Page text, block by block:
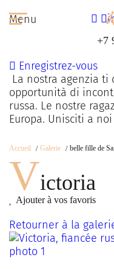
Menu
+7
Enregistrez-vous
La nostra agenzia
opportunità di
russa. Le nostre
Europa. Unisciti a noi
Accueil Galerie belle fille de
Victoria
Ajouter à vos favoris
Retourner à la